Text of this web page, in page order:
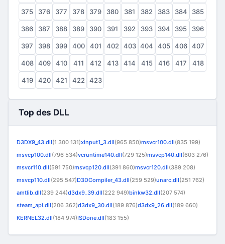
375 376 377 378 379 380 381 382 383 384 385
386 387 388 389 390 391 392 393 394 395 396
397 398 399 400 401 402 403 404 405 406 407
408 409 410 411 412 413 414 415 416 417 418
419 420 421 422 423
Top des DLL
D3DX9_43.dll(1 300 131)xinput1_3.dll(965 850)msvcr100.dll(835 199)
msvcp100.dll(796 534)vcruntime140.dll(729 125)msvcp140.dll(603 276)
msvcr110.dll(591 750)msvcp120.dll(391 860)msvcr120.dll(389 208)
msvcp110.dll(295 547)D3DCompiler_43.dll(259 529)unarc.dll(251 762)
amtlib.dll(239 244)d3dx9_39.dll(222 949)binkw32.dll(207 574)
steam_api.dll(206 362)d3dx9_30.dll(189 876)d3dx9_26.dll(189 660)
KERNEL32.dll(184 974)ISDone.dll(183 155)